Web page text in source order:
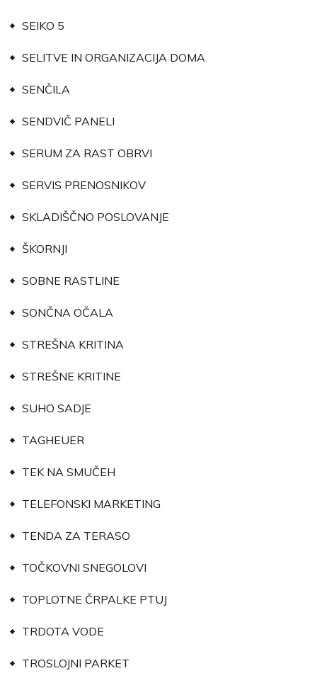
SEIKO 5
SELITVE IN ORGANIZACIJA DOMA
SENČILA
SENDVIČ PANELI
SERUM ZA RAST OBRVI
SERVIS PRENOSNIKOV
SKLADIŠČNO POSLOVANJE
ŠKORNJI
SOBNE RASTLINE
SONČNA OČALA
STREŠNA KRITINA
STREŠNE KRITINE
SUHO SADJE
TAGHEUER
TEK NA SMUČEH
TELEFONSKI MARKETING
TENDA ZA TERASO
TOČKOVNI SNEGOLOVI
TOPLOTNE ČRPALKE PTUJ
TRDOTA VODE
TROSLOJNI PARKET